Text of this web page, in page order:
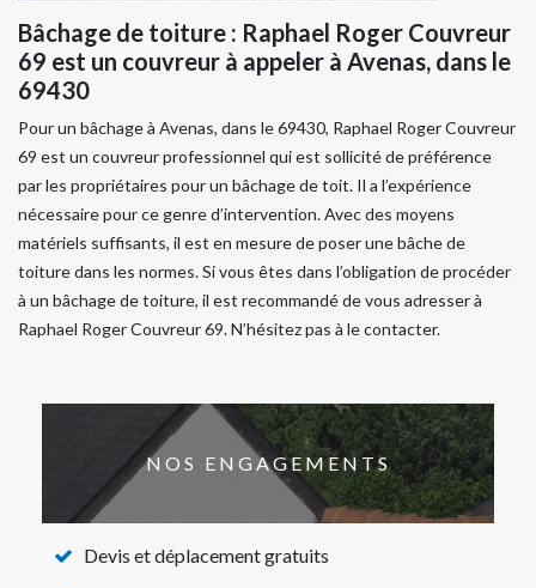
Bâchage de toiture : Raphael Roger Couvreur
69 est un couvreur à appeler à Avenas, dans le
69430
Pour un bâchage à Avenas, dans le 69430, Raphael Roger Couvreur
69 est un couvreur professionnel qui est sollicité de préférence
par les propriétaires pour un bâchage de toit. Il a l’expérience
nécessaire pour ce genre d’intervention. Avec des moyens
matériels suffisants, il est en mesure de poser une bâche de
toiture dans les normes. Si vous êtes dans l’obligation de procéder
à un bâchage de toiture, il est recommandé de vous adresser à
Raphael Roger Couvreur 69. N’hésitez pas à le contacter.
NOS ENGAGEMENTS
Devis et déplacement gratuits